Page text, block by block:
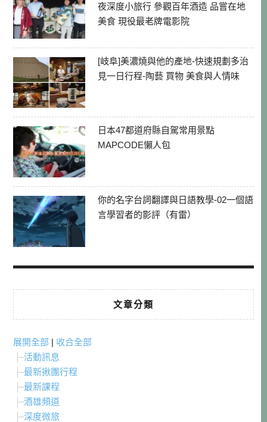
夜深度小旅行 參觀百年酒造 品嘗在地
美食 現役最老牌電影院
[岐阜]美濃燒與他的產地-快速規劃多治
見一日行程-陶藝 買物 美食與人情味
日本47都道府縣自駕常用景點
MAPCODE懶人包
你的名字台詞翻譯與日語教學-02一個語
言學習者的影評（有雷）
文章分類
展開全部 | 收合全部
活動訊息
最新揪團行程
最新課程
酒雄頻道
深度微旅